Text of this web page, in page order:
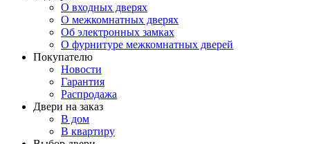
О входных дверях
О межкомнатных дверях
Об электронных замках
О фурнитуре межкомнатных дверей
Покупателю
Новости
Гарантия
Распродажа
Двери на заказ
В дом
В квартиру